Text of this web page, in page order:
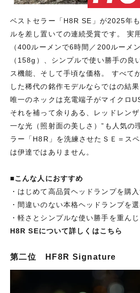
ベストセラー「H8R SE」が2025年
ルを差し置いての連続受賞です。 実
（400ルーメンで6時間／200ルーメ
（158g）、シンプルで使い勝手の良
ス機能、そして手頃な価格。 すべて
した稀代の銘作モデルならではの結
唯一のネックは充電端子がマイクロ
それを補って余りある、レッドレン
一な光（照射面の美しさ）”も人気の
ラー「H8R」を洗練させたＳＥ＝ス
は伊達ではありません。
■こんな人におすすめ
・はじめて高品質ヘッドランプを購
・間違いのない本格ヘッドランプを
・軽さとシンプルな使い勝手を重ん
H8R SEについて詳しくはこちら
第二位 HF8R Signature